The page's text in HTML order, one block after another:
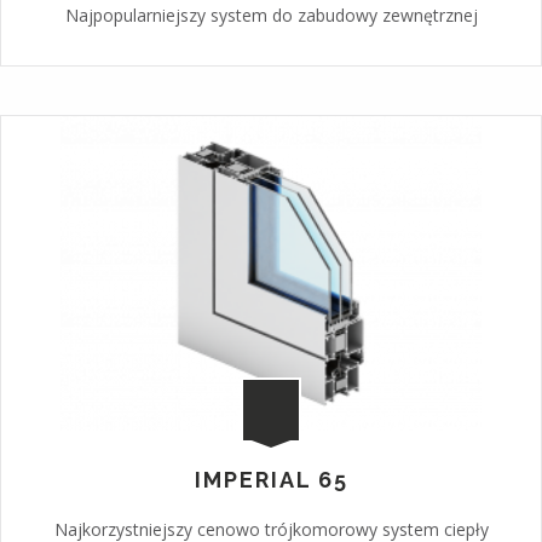
Najpopularniejszy system do zabudowy zewnętrznej
IMPERIAL 65
Najkorzystniejszy cenowo trójkomorowy system ciepły